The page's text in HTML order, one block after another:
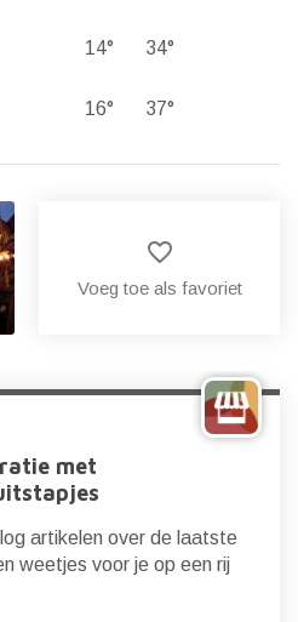
14° 34°
16° 37°
favorite_border
Voeg toe als favoriet
met
artikelen over de laatste
weetjes voor je op een rij